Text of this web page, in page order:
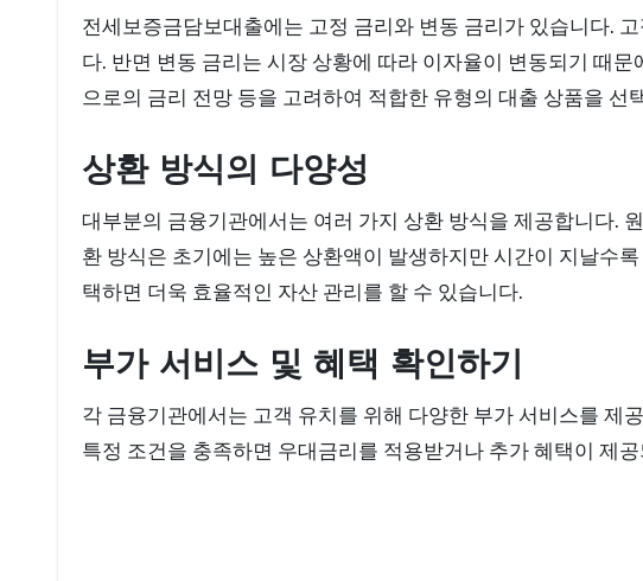
전세보증금담보대출에는 고정 금리와 변동 금리가 있습니다.
다. 반면 변동 금리는 시장 상황에 따라 이자율이 변동되기 때
으로의 금리 전망 등을 고려하여 적합한 유형의 대출 상품을 선
상환 방식의 다양성
대부분의 금융기관에서는 여러 가지 상환 방식을 제공합니다.
환 방식은 초기에는 높은 상환액이 발생하지만 시간이 지날수
택하면 더욱 효율적인 자산 관리를 할 수 있습니다.
부가 서비스 및 혜택 확인하기
각 금융기관에서는 고객 유치를 위해 다양한 부가 서비스를 제
특정 조건을 충족하면 우대금리를 적용받거나 추가 혜택이 제